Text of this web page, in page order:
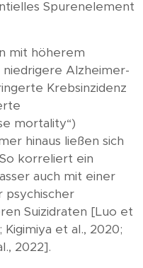
Spurenelement
mit höherem
niedrigere Alzheimer-
Krebsinzidenz
mortality“)
hinaus ließen sich
korreliert ein
auch mit einer
psychischer
Suizidraten [Luo et
et al., 2020;
2022].